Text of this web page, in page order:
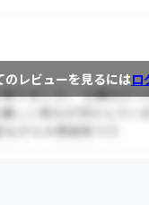
のレビューを見るにはロ